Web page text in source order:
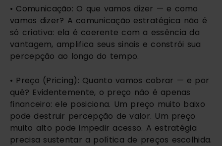
• Comunicação: O que vamos dizer — e como
vamos dizer? A comunicação estratégica não é
só criativa: ela é coerente com a essência da
vantagem, amplifica seus sinais e constrói sua
percepção ao longo do tempo.
• Preço (Pricing): Quanto vamos cobrar — e por
quê? Evidentemente, o preço não é apenas
financeiro: ele posiciona. Um preço muito baixo
pode destruir percepção de valor. Um preço
muito alto pode impedir acesso. A estratégia
precisa sustentar a política de preços escolhida.